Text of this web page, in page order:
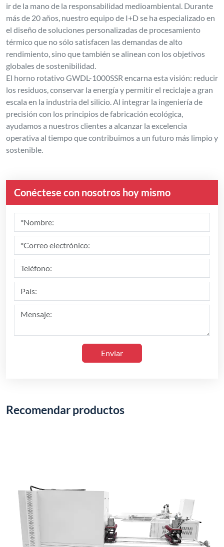
ir de la mano de la responsabilidad medioambiental. Durante
más de 20 años, nuestro equipo de I+D se ha especializado en
el diseño de soluciones personalizadas de procesamiento
térmico que no sólo satisfacen las demandas de alto
rendimiento, sino que también se alinean con los objetivos
globales de sostenibilidad.
El horno rotativo GWDL-1000SSR encarna esta visión: reducir
los residuos, conservar la energía y permitir el reciclaje a gran
escala en la industria del silicio. Al integrar la ingeniería de
precisión con los principios de fabricación ecológica,
ayudamos a nuestros clientes a alcanzar la excelencia
operativa al tiempo que contribuimos a un futuro más limpio y
sostenible.
Conéctese con nosotros hoy mismo
Enviar
Recomendar productos